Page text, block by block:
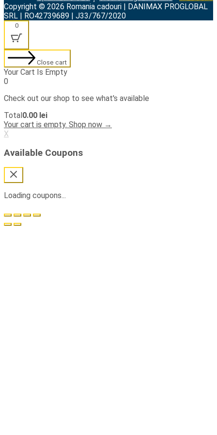
Copyright © 2026 Romania cadouri | DANIMAX PROGLOBAL
SRL | RO42739689 | J33/767/2020
0
Close cart
Your Cart Is Empty
0
Check out our shop to see what's available
Cart
Total:
Total0.00 lei
Your cart is empty. Shop now →
X
Available Coupons
Loading coupons...